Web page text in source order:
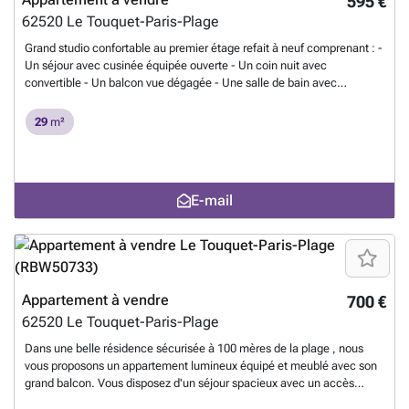
62520 Le Touquet-Paris-Plage
Grand studio confortable au premier étage refait à neuf comprenant : -
Un séjour avec cusinée équipée ouverte - Un coin nuit avec
convertible - Un balcon vue dégagée - Une salle de bain avec
auxquels ce bien est exposé sont disponibles sur le site Géorisques :
### 1En savoir plus ?
29 m²
E-mail
700 €
Appartement à vendre
62520 Le Touquet-Paris-Plage
Dans une belle résidence sécurisée à 100 mères de la plage , nous
vous proposons un appartement lumineux équipé et meublé avec son
grand balcon. Vous disposez d'un séjour spacieux avec un accès